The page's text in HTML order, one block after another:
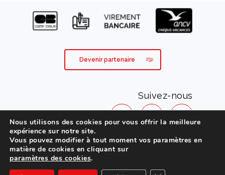
Devenir partenaire
Suivez-nous
Mentions légales
Nous utilisons des cookies pour vous offrir la meilleure
expérience sur notre site.
Vous pouvez modifier à tout moment vos paramètres en
matière de cookies en cliquant sur
paramètres des cookies.